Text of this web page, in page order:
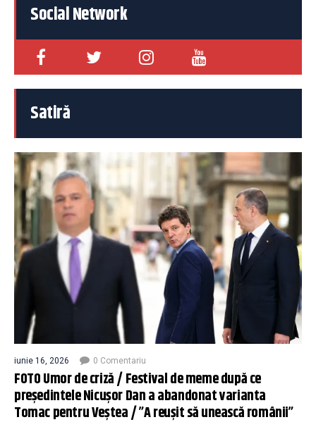
Social Network
Satiră
iunie 16, 2026 0 Comentariu
FOTO Umor de criză / Festival de meme după ce
președintele Nicușor Dan a abandonat varianta
Tomac pentru Veștea / ”A reușit să unească românii”